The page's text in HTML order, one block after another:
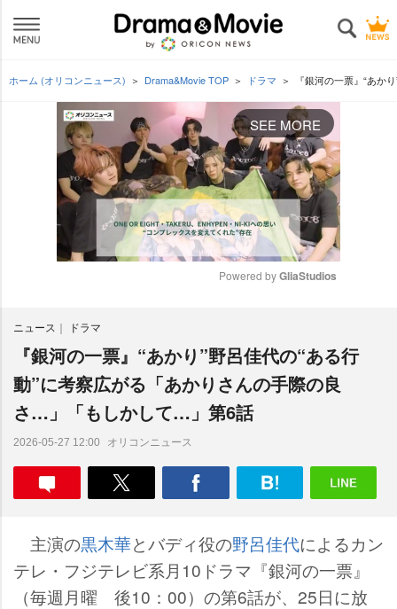
ホーム (オリコンニュース) Drama&Movie TOP ドラマ 『銀河の一票』“あ
SEE MORE
e
Powered by GliaStudios
ニュース ドラマ
『銀河の一票』“あかり”野呂佳代の“ある行
動”に考察広がる「あかりさんの手際の良
さ…」「もしかして…」第6話
2026-05-27 12:00 オリコンニュース
主演の黒木華とバディ役の野呂佳代によるカン
テレ・フジテレビ系月10ドラマ『銀河の一票』
（毎週月曜 後10：00）の第6話が、25日に放